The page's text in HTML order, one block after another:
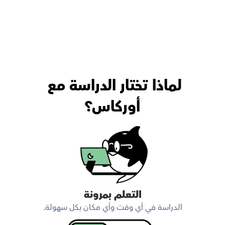
أوركاس؟
التعلم بمرونة
الدراسة في أي وقت وأي مكان بكل سهولة.